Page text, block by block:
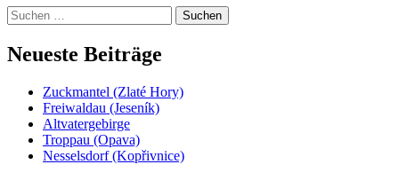
Suchen
nach:
Neueste Beiträge
Zuckmantel (Zlaté Hory)
Freiwaldau (Jeseník)
Altvatergebirge
Troppau (Opava)
Nesselsdorf (Kopřivnice)